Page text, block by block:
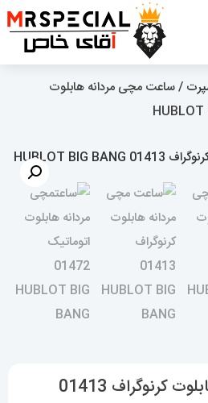
/ ساعت مچی مردانه هابلوت
ساعت مچی مردانه هابلوت کرنوگراف 01413